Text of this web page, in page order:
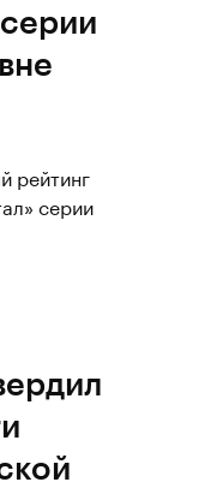
рейтинг
серии